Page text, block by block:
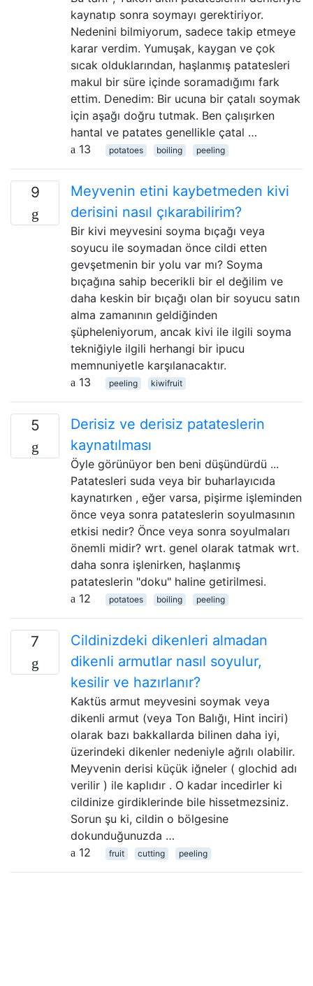
kaynatıp sonra soymayı gerektiriyor.
Nedenini bilmiyorum, sadece takip etmeye
karar verdim. Yumuşak, kaygan ve çok
sıcak olduklarından, haşlanmış patatesleri
makul bir süre içinde soramadığımı fark
ettim. Denedim: Bir ucuna bir çatalı soymak
için aşağı doğru tutmak. Ben çalışırken
hantal ve patates genellikle çatal …
13
potatoes boiling peeling
9
Meyvenin etini kaybetmeden kivi
derisini nasıl çıkarabilirim?
Bir kivi meyvesini soyma bıçağı veya
soyucu ile soymadan önce cildi etten
gevşetmenin bir yolu var mı? Soyma
bıçağına sahip becerikli bir el değilim ve
daha keskin bir bıçağı olan bir soyucu satın
alma zamanının geldiğinden
şüpheleniyorum, ancak kivi ile ilgili soyma
tekniğiyle ilgili herhangi bir ipucu
memnuniyetle karşılanacaktır.
13
peeling kiwifruit
5
Derisiz ve derisiz patateslerin
kaynatılması
Öyle görünüyor ben beni düşündürdü ...
Patatesleri suda veya bir buharlayıcıda
kaynatırken , eğer varsa, pişirme işleminden
önce veya sonra patateslerin soyulmasının
etkisi nedir? Önce veya sonra soyulmaları
önemli midir? wrt. genel olarak tatmak wrt.
daha sonra işlenirken, haşlanmış
patateslerin "doku" haline getirilmesi.
12
potatoes boiling peeling
7
Cildinizdeki dikenleri almadan
dikenli armutlar nasıl soyulur,
kesilir ve hazırlanır?
Kaktüs armut meyvesini soymak veya
dikenli armut (veya Ton Balığı, Hint inciri)
olarak bazı bakkallarda bilinen daha iyi,
üzerindeki dikenler nedeniyle ağrılı olabilir.
Meyvenin derisi küçük iğneler ( glochid adı
verilir ) ile kaplıdır . O kadar incedirler ki
cildinize girdiklerinde bile hissetmezsiniz.
Sorun şu ki, cildin o bölgesine
dokunduğunuzda …
12
fruit cutting peeling